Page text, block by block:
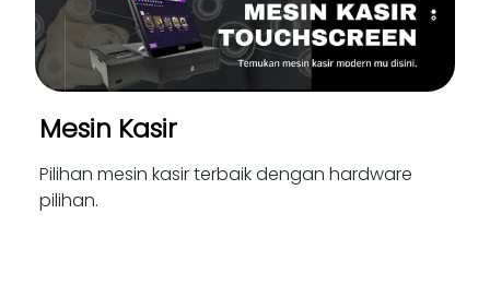
Mesin Kasir
Pilihan mesin kasir terbaik dengan hardware
pilihan.